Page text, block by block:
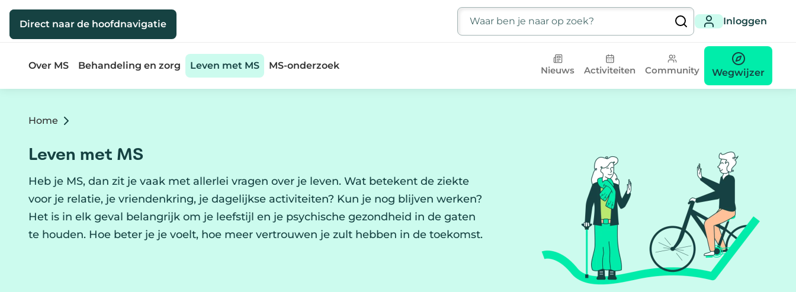
Direct naar de inhoud
Direct naar de hoofdnavigatie
Zoeken
Inloggen
Over MS Behandeling en zorg Leven met MS MS-onderzoek Nieuws Activiteiten Community Wegwijzer
Home
Leven met MS
Heb je MS, dan zit je vaak met allerlei vragen over je leven. Wat betekent de ziekte
voor je relatie, je vriendenkring, je dagelijkse activiteiten? Kun je nog blijven werken?
Het is in elk geval belangrijk om je leefstijl en je psychische gezondheid in de gaten
te houden. Hoe beter je je voelt, hoe meer vertrouwen je zult hebben in de toekomst.